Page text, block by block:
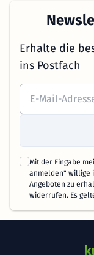
Erhalte die
ins Postfach
Mit der Eingabe
anmelden" willige
Angeboten zu
widerrufen. Es